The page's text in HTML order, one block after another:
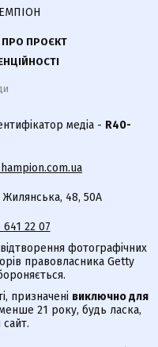
ПРО ПРОЄКТ
медіа - R40-
Жилянська, 48, 50А
641 22 07
фотографічних
правовласника Getty
призначені виключно для
21 року, будь ласка,